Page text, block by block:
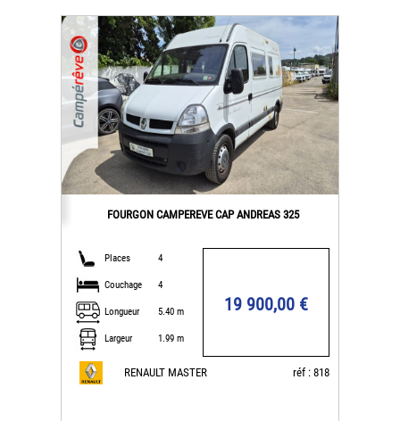
FOURGON CAMPEREVE CAP ANDREAS 325
Places 4
Couchage 4
Longueur 5.40 m
Largeur 1.99 m
19 900,00 €
RENAULT MASTER réf : 818